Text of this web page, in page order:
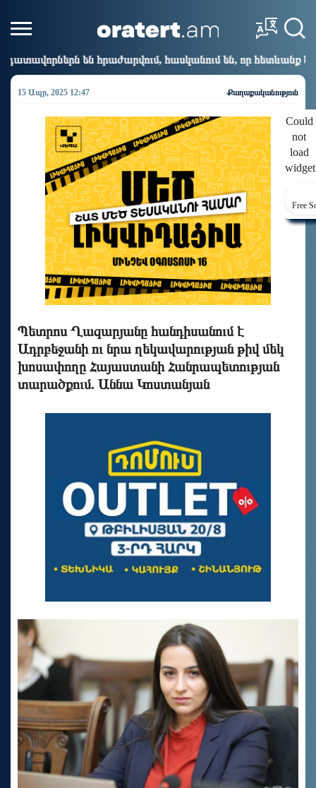
հասկանում են, որ հետևանք կունենա 10:01 Սխալ
15 Ապր, 2025 12:47 Քաղաքականություն
Could
not
load
Free
Պետրոս Ղազարյանը հանդիսանում է
Ադրբեջանի ու նրա ղեկավարության թիվ մեկ
խոսափողը Հայաստանի Հանրապետության
տարածքում. Աննա Կոստանյան